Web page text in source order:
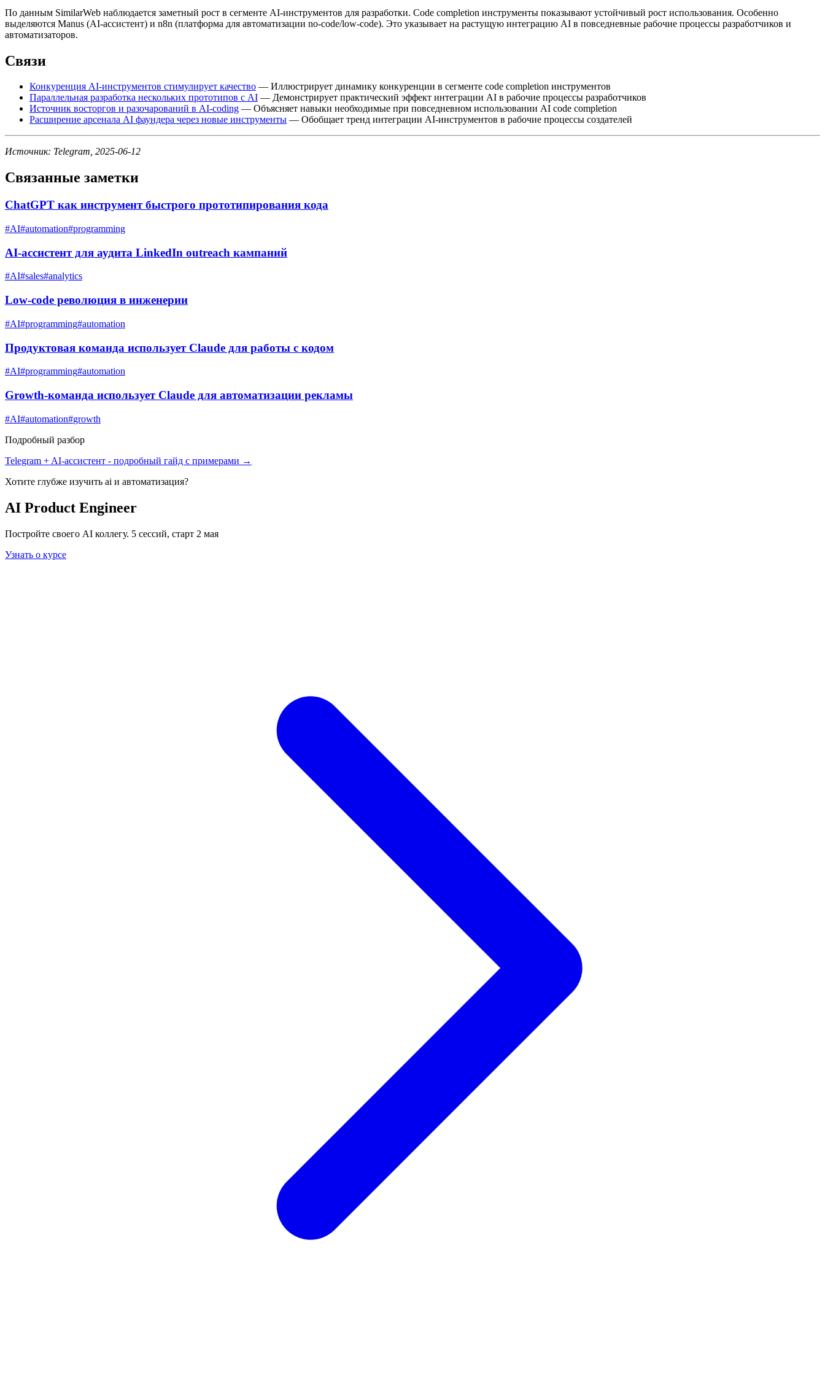
По данным SimilarWeb наблюдается заметный рост в сегменте AI-инструментов для разработки. Code completion инструменты показывают устойчивый рост использования. Особенно
выделяются Manus (AI-ассистент) и n8n (платформа для автоматизации no-code/low-code). Это указывает на растущую интеграцию AI в повседневные рабочие процессы разработчиков и
автоматизаторов.
Связи
Конкуренция AI-инструментов стимулирует качество — Иллюстрирует динамику конкуренции в сегменте code completion инструментов
Параллельная разработка нескольких прототипов с AI — Демонстрирует практический эффект интеграции AI в рабочие процессы разработчиков
Источник восторгов и разочарований в AI-coding — Объясняет навыки необходимые при повседневном использовании AI code completion
Расширение арсенала AI фаундера через новые инструменты — Обобщает тренд интеграции AI-инструментов в рабочие процессы создателей
Источник: Telegram, 2025-06-12
Связанные заметки
ChatGPT как инструмент быстрого прототипирования кода
#AI#automation#programming
AI-ассистент для аудита LinkedIn outreach кампаний
#AI#sales#analytics
Low-code революция в инженерии
#AI#programming#automation
Продуктовая команда использует Claude для работы с кодом
#AI#programming#automation
Growth-команда использует Claude для автоматизации рекламы
#AI#automation#growth
Подробный разбор
Telegram + AI-ассистент - подробный гайд с примерами →
Хотите глубже изучить ai и автоматизация?
AI Product Engineer
Постройте своего AI коллегу. 5 сессий, старт 2 мая
Узнать о курсе